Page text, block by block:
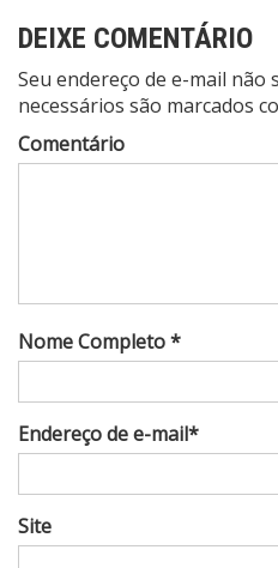
DEIXE COMENTÁRIO
Seu endereço de e-mail não
necessários são marcados
Comentário
Nome Completo *
Endereço de e-mail*
Site